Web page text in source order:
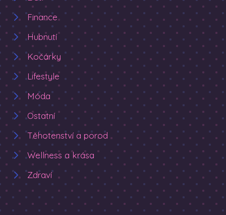
Finance
Hubnutí
Kočárky
Lifestyle
Móda
Ostatní
Těhotenství a porod
Wellness a krása
Zdraví